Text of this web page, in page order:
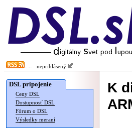
neprihlásený
DSL pripojenie
Ceny DSL
Dostupnosť DSL
Fórum o DSL
Výsledky meraní
K